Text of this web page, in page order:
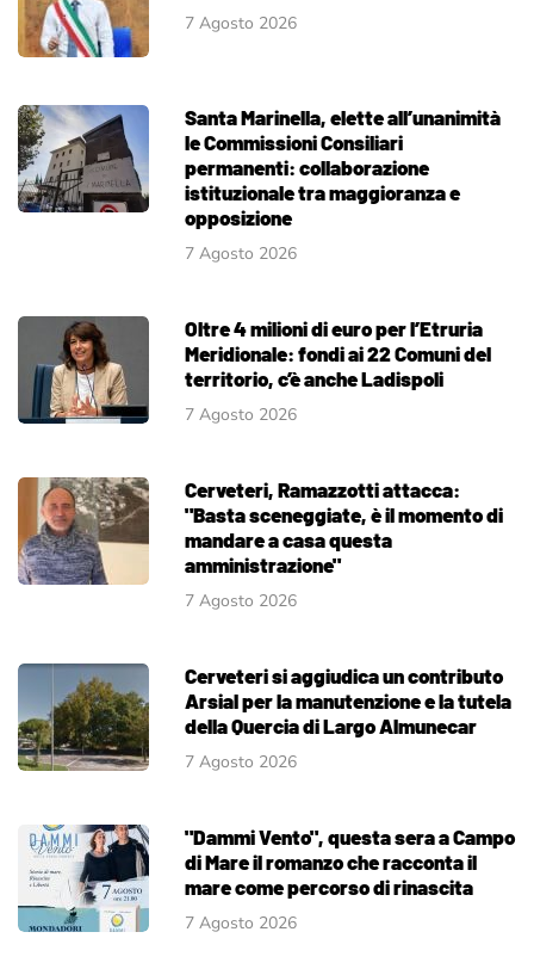
7 Agosto 2026
Santa Marinella, elette all’unanimità
le Commissioni Consiliari
permanenti: collaborazione
istituzionale tra maggioranza e
opposizione
7 Agosto 2026
Oltre 4 milioni di euro per l’Etruria
Meridionale: fondi ai 22 Comuni del
territorio, c’è anche Ladispoli
7 Agosto 2026
Cerveteri, Ramazzotti attacca:
"Basta sceneggiate, è il momento di
mandare a casa questa
amministrazione"
7 Agosto 2026
Cerveteri si aggiudica un contributo
Arsial per la manutenzione e la tutela
della Quercia di Largo Almunecar
7 Agosto 2026
"Dammi Vento", questa sera a Campo
di Mare il romanzo che racconta il
mare come percorso di rinascita
7 Agosto 2026